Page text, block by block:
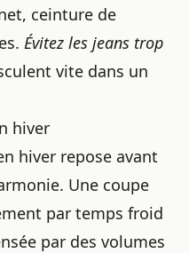
ceinture de
Évitez les jeans trop
vite dans un
hiver
hiver repose avant
Une coupe
par temps froid
par des volumes